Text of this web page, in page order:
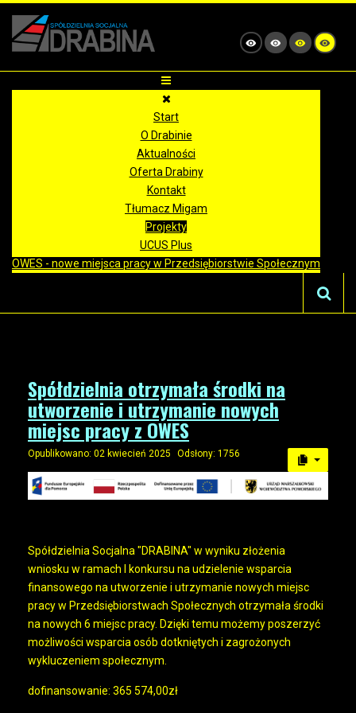
Start
O Drabinie
Aktualności
Oferta Drabiny
Kontakt
Tłumacz Migam
Projekty
UCUS Plus
OWES - nowe miejsca pracy w Przedsiębiorstwie Społecznym
Spółdzielnia otrzymała środki na
utworzenie i utrzymanie nowych
miejsc pracy z OWES
Opublikowano: 02 kwiecień 2025 Odsłony: 1756
Spółdzielnia Socjalna "DRABINA" w wyniku złożenia
wniosku w ramach I konkursu na udzielenie wsparcia
finansowego na utworzenie i utrzymanie nowych miejsc
pracy w Przedsiębiorstwach Społecznych otrzymała środki
na nowych 6 miejsc pracy. Dzięki temu możemy poszerzyć
możliwości wsparcia osób dotkniętych i zagrożonych
wykluczeniem społecznym.
dofinansowanie: 365 574,00zł